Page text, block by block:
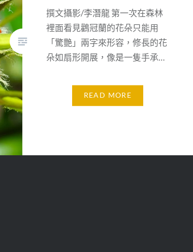
撰文攝影/李潛龍 第一次在森林
裡面看見鸛冠蘭的花朵只能用
「驚艷」兩字來形容，修長的花
朵如扇形開展，像是一隻手承…
READ MORE